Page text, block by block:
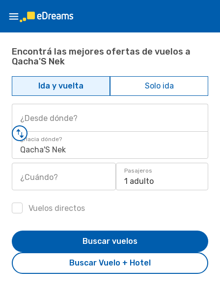
Encontrá las mejores ofertas de vuelos a
Qacha'S Nek
Ida y vuelta Solo ida
¿Desde dónde?
¿Hacia dónde?
Qacha'S Nek
¿Cuándo?
Pasajeros
1 adulto
Vuelos directos
Buscar Vuelo + Hotel
Buscar vuelos